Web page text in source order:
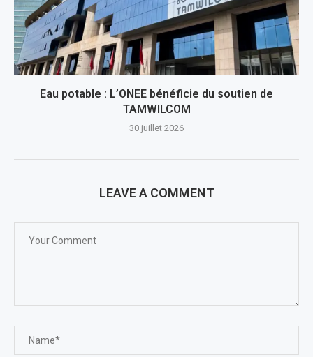
Eau potable : L’ONEE bénéficie du soutien de
TAMWILCOM
30 juillet 2026
LEAVE A COMMENT